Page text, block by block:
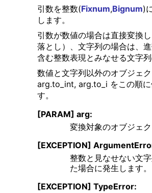
引数を整数(Fixnum,Bignum)
します。
引数が数値の場合は直接変換
落とし）、文字列の場合は、
含む整数表現とみなせる文字列
数値と文字列以外のオブジェ
arg.to_int, arg.to_i をこの順に
す。
[PARAM] arg:
変換対象のオブジェク
[EXCEPTION]
整数と見なせない文
た場合に発生します。
[EXCEPTION] TypeError: